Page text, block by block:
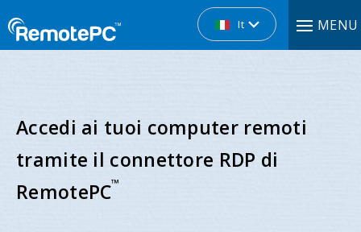
It MENU
Accedi ai tuoi computer remoti
tramite il connettore RDP di
RemotePC™